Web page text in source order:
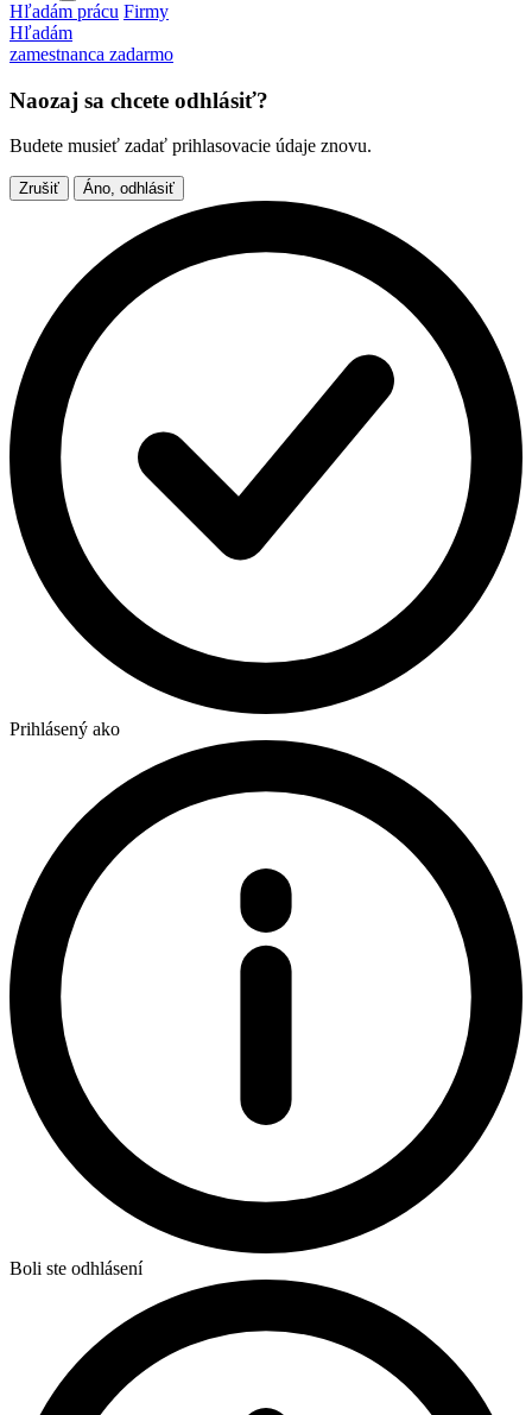
Hľadám prácu Firmy
Hľadám
zamestnanca zadarmo
Naozaj sa chcete odhlásiť?
Budete musieť zadať prihlasovacie údaje znovu.
Zrušiť Áno, odhlásiť
Prihlásený ako
Boli ste odhlásení